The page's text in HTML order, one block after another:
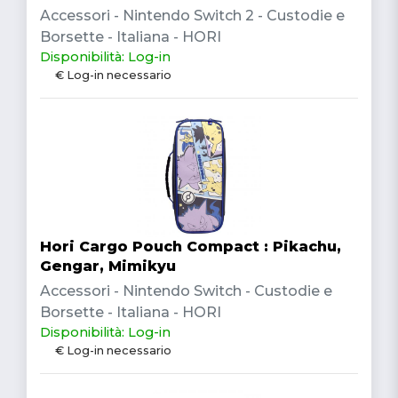
Accessori - Nintendo Switch 2 - Custodie e
Borsette - Italiana - HORI
Disponibilità: Log-in
€ Log-in necessario
Hori Cargo Pouch Compact : Pikachu,
Gengar, Mimikyu
Accessori - Nintendo Switch - Custodie e
Borsette - Italiana - HORI
Disponibilità: Log-in
€ Log-in necessario